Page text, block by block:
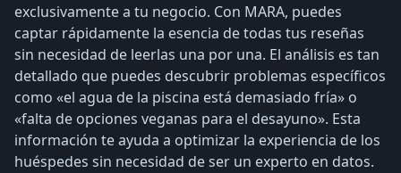
exclusivamente a tu negocio. Con MARA, puedes
captar rápidamente la esencia de todas tus reseñas
sin necesidad de leerlas una por una. El análisis es tan
detallado que puedes descubrir problemas específicos
como «el agua de la piscina está demasiado fría» o
«falta de opciones veganas para el desayuno». Esta
información te ayuda a optimizar la experiencia de los
huéspedes sin necesidad de ser un experto en datos.